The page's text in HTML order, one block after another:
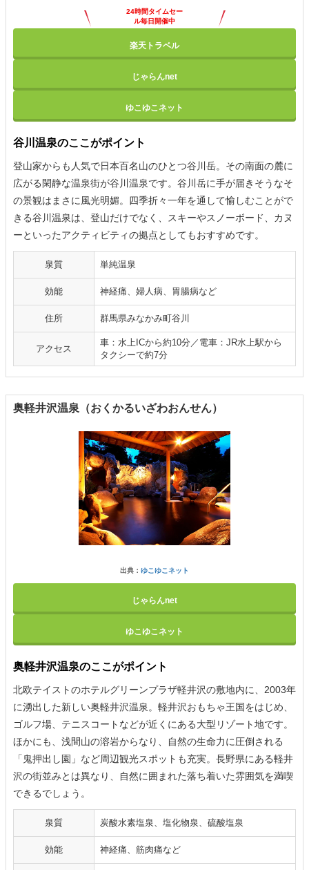
24時間タイムセー
ル毎日開催中
楽天トラベル
じゃらんnet
ゆこゆこネット
谷川温泉のここがポイント
登山家からも人気で日本百名山のひとつ谷川岳。その南面の麓に
広がる閑静な温泉街が谷川温泉です。谷川岳に手が届きそうなそ
の景観はまさに風光明媚。四季折々一年を通して愉しむことがで
きる谷川温泉は、登山だけでなく、スキーやスノーボード、カヌ
ーといったアクティビティの拠点としてもおすすめです。
泉質 単純温泉
効能 神経痛、婦人病、胃腸病など
住所 群馬県みなかみ町谷川
アクセス
車：水上ICから約10分／電車：JR水上駅から
タクシーで約7分
奥軽井沢温泉（おくかるいざわおんせん）
出典： ゆこゆこネット
じゃらんnet
ゆこゆこネット
奥軽井沢温泉のここがポイント
北欧テイストのホテルグリーンプラザ軽井沢の敷地内に、2003年
に湧出した新しい奥軽井沢温泉。軽井沢おもちゃ王国をはじめ、
ゴルフ場、テニスコートなどが近くにある大型リゾート地です。
ほかにも、浅間山の溶岩からなり、自然の生命力に圧倒される
「鬼押出し園」など周辺観光スポットも充実。長野県にある軽井
沢の街並みとは異なり、自然に囲まれた落ち着いた雰囲気を満喫
できるでしょう。
泉質 炭酸水素塩泉、塩化物泉、硫酸塩泉
効能 神経痛、筋肉痛など